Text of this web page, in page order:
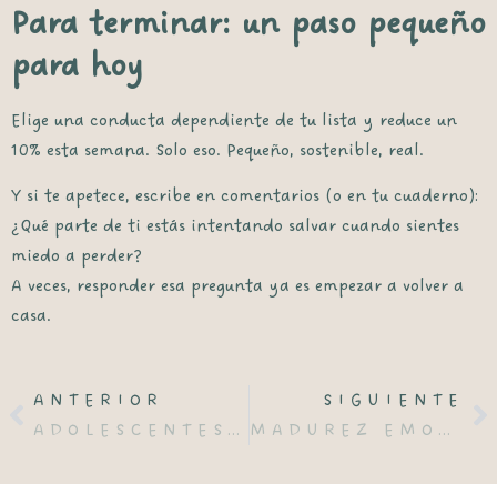
Para terminar: un paso pequeño
para hoy
Elige una conducta dependiente de tu lista y reduce un
10% esta semana. Solo eso. Pequeño, sostenible, real.
Y si te apetece, escribe en comentarios (o en tu cuaderno):
¿Qué parte de ti estás intentando salvar cuando sientes
miedo a perder?
A veces, responder esa pregunta ya es empezar a volver a
casa.
ANTERIOR
ADOLESCENTES PANTALLAS Y AUTOESTIMA: GUÍA REALISTA
SIGUIENTE
MADUREZ EMOCIONAL: 8 PASOS PARA EL DESARROLLO